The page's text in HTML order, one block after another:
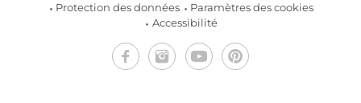
Protection des données
Paramètres des cookies
Accessibilité